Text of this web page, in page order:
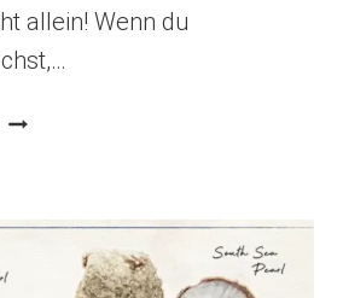
allein! Wenn du
AKTEN, D